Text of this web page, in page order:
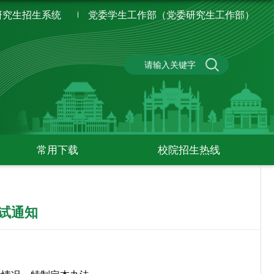
究生招生系统 党委学生工作部（党委研究生工作部）
常用下载 校院招生热线
通知